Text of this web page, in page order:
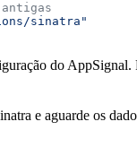
sinatra"
do
e aguarde os